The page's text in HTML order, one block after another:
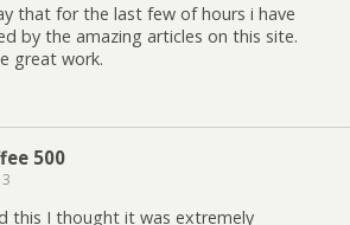
that for the last few of hours i have
by the amazing articles on this site.
great work.
500
this I thought it was extremely